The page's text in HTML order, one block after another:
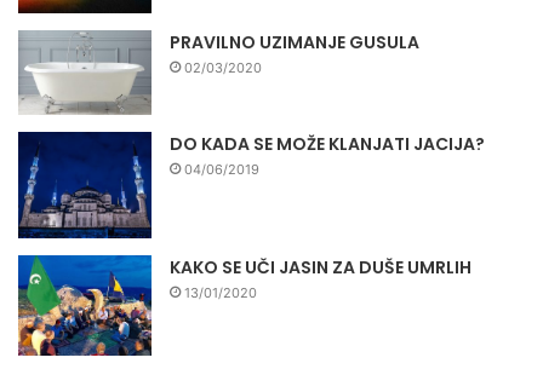
PRAVILNO UZIMANJE GUSULA
02/03/2020
DO KADA SE MOŽE KLANJATI JACIJA?
04/06/2019
KAKO SE UČI JASIN ZA DUŠE UMRLIH
13/01/2020